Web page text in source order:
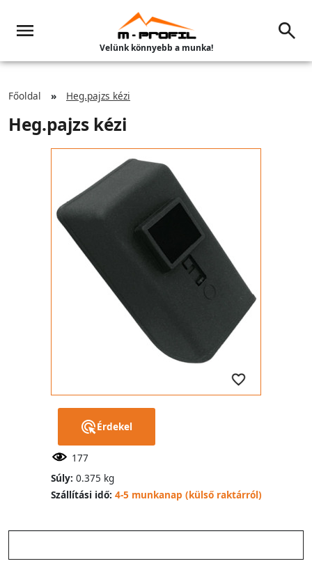
Velünk könnyebb a munka!
Főoldal Heg.pajzs kézi
Heg.pajzs kézi
Érdekel
177
Súly: 0.375 kg
Szállítási idő: 4-5 munkanap (külső raktárról)